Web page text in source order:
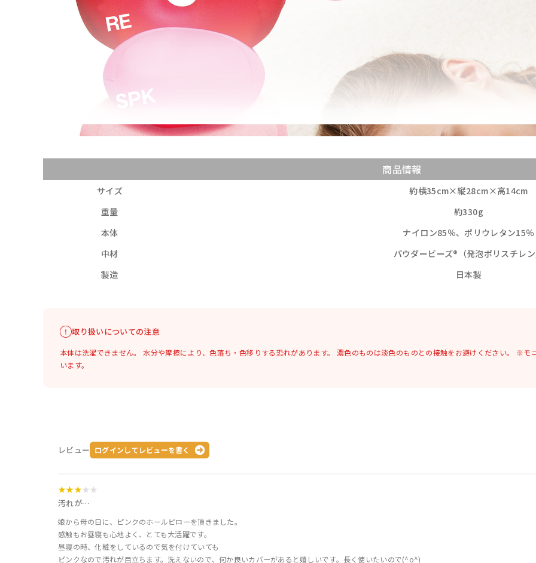
商品情報
サイズ
約横35cm×縦28cm×高14cm
重量
約330g
本体
ナイロン85％、ポリウレタン15％
中材
パウダービーズ®（発泡ポリスチレ
製造
日本製
取り扱いについての注意
本体は洗濯できません。水分や摩擦により、色落ち・色移りする恐れがあります。 濃色のものは淡色のものとの接触をお避けください。 ※モ
います。
レビュー ログインしてレビューを書く
汚れが…
★★★★★
娘から母の日に、ピンクのホールピローを頂きました。
感触もお昼寝も心地よく、とても大活躍です。
昼寝の時、化粧をしているので気を付けていても
ピンクなので汚れが目立ちます。洗えないので、何か良いカバーがあると嬉しいです。長く使いたいので(^o^)